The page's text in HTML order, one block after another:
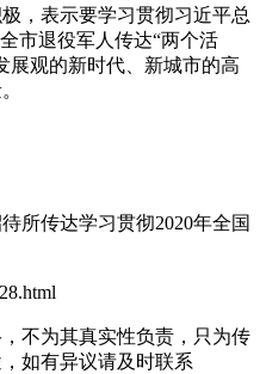
，表示要学习贯彻习近平总
市退役军人传达“两个活
展观的新时代、新城市的高
所传达学习贯彻2020年全国
不为其真实性负责，只为传
如有异议请及时联系